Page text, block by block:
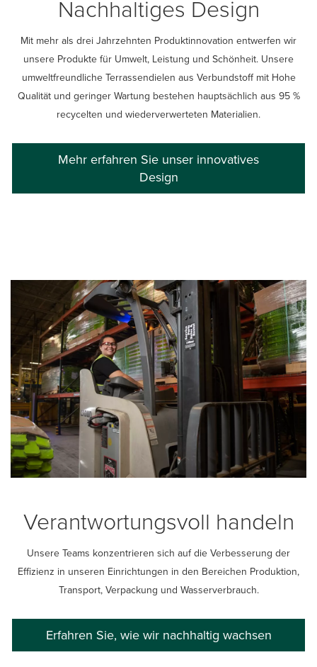
Nachhaltiges Design
Mit mehr als drei Jahrzehnten Produktinnovation entwerfen wir
unsere Produkte für Umwelt, Leistung und Schönheit. Unsere
umweltfreundliche Terrassendielen aus Verbundstoff mit Hohe
Qualität und geringer Wartung bestehen hauptsächlich aus 95 %
recycelten und wiederverwerteten Materialien.
Mehr erfahren Sie unser innovatives
Design
Verantwortungsvoll handeln
Unsere Teams konzentrieren sich auf die Verbesserung der
Effizienz in unseren Einrichtungen in den Bereichen Produktion,
Transport, Verpackung und Wasserverbrauch.
Erfahren Sie, wie wir nachhaltig wachsen